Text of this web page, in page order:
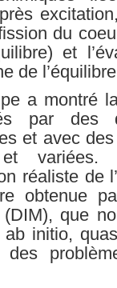
du
et
de
a montré
par des
et avec
variées.
réaliste de
obtenue
(DIM), que
ab initio,